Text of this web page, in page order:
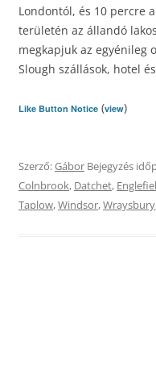
Londontól, és 10 percre
területén az állandó
megkapjuk az egyénileg
Slough szállások, hotel
Like Button Notice (view)
Szerző:Gábor Bejegyzés
Colnbrook, Datchet,
Taplow,Windsor,Wraysbury